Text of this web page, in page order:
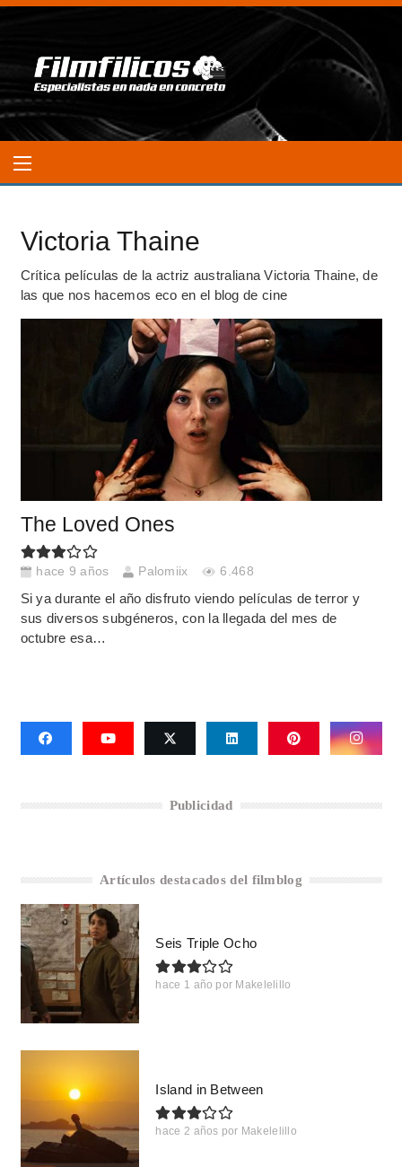
Victoria Thaine
Crítica películas de la actriz australiana Victoria Thaine, de
las que nos hacemos eco en el blog de cine
The Loved Ones
hace 9 años Palomiix 6.468
Si ya durante el año disfruto viendo películas de terror y
sus diversos subgéneros, con la llegada del mes de
octubre esa…
Publicidad
Artículos destacados del filmblog
Seis Triple Ocho
hace 1 año por Makelelillo
Island in Between
hace 2 años por Makelelillo